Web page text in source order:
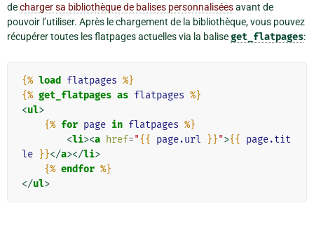
decharger sa bibliothèque de balises personnaliséesavant de
pouvoir l’utiliser. Après le chargement de la bibliothèque, vous pouvez
récupérer toutes les flatpages actuelles via la baliseget_flatpages:
{% load flatpages %}
{% get_flatpages as flatpages %}
<ul>
{% for page in flatpages %}
<li><a href="{{ page.url }}">{{
page.tit
le }}</a></li>
{% endfor %}
</ul>